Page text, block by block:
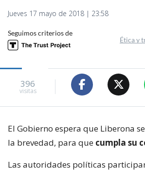
Jueves 17 mayo de 2018 | 23:58
Seguimos criterios de
Ética y
396
visitas
El Gobierno espera que Liberona
la brevedad, para que cumpla su
Las autoridades políticas